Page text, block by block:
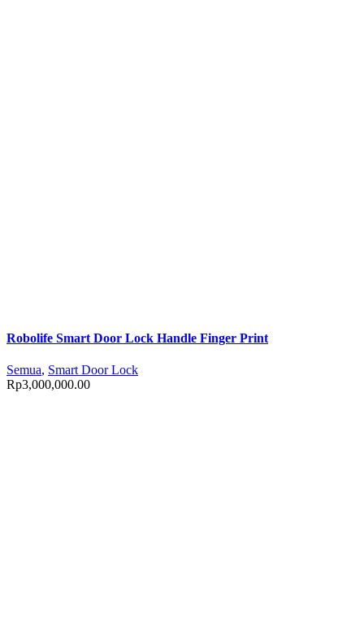
Robolife Smart Door Lock Handle Finger Print
Semua, Smart Door Lock
Rp3,000,000.00